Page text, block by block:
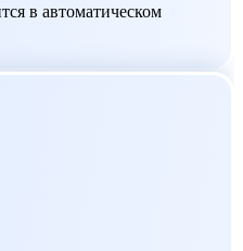
в автоматическом